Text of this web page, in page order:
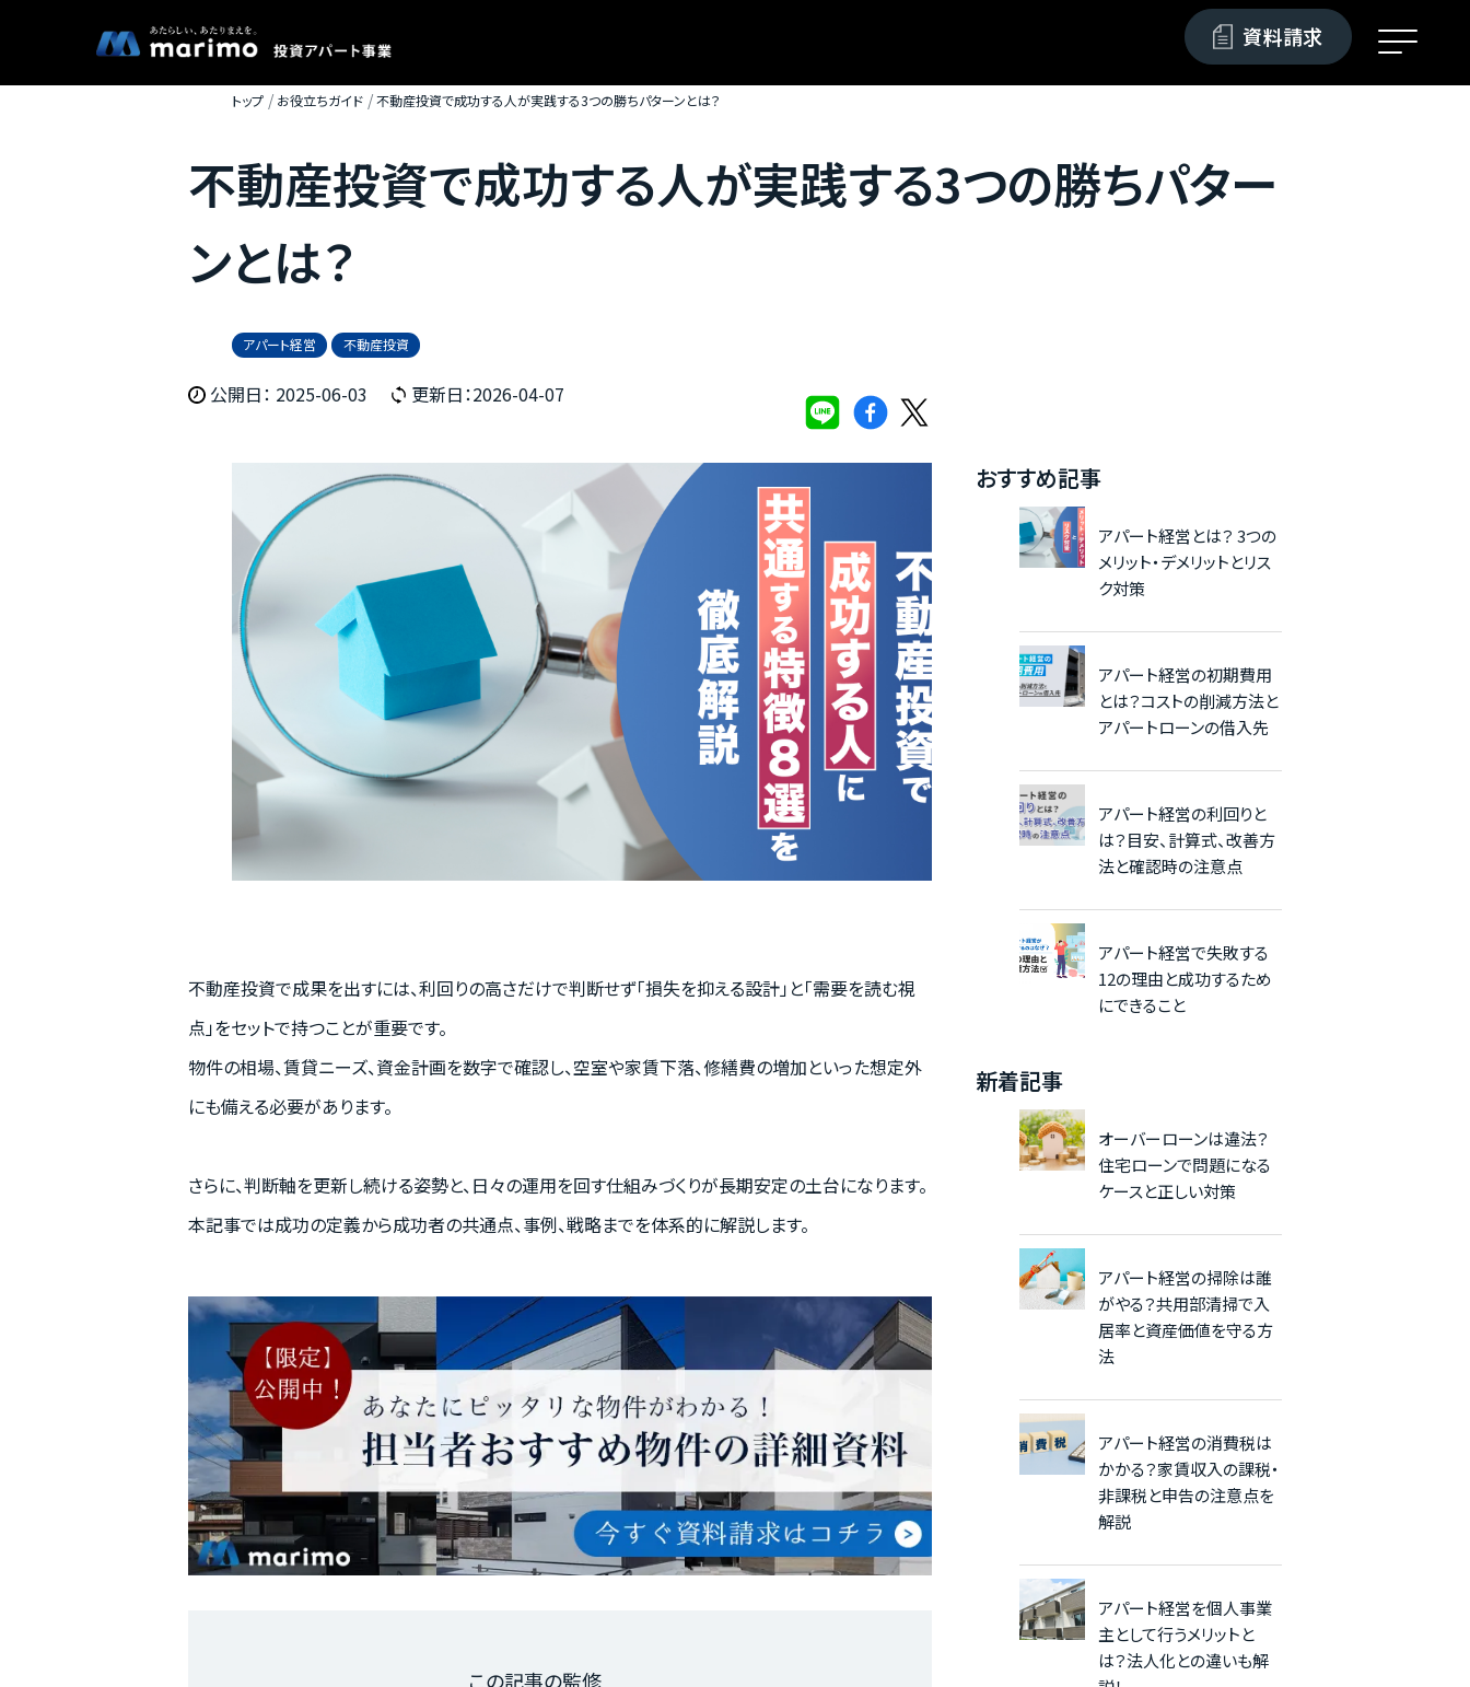
資料請求
トップ お役立ちガイド 不動産投資で成功する人が実践する3つの勝ちパターンとは？
不動産投資で成功する人が実践する3つの勝ちパター
ンとは？
アパート経営 不動産投資
公開日： 2025-06-03 更新日：2026-04-07
不動産投資で成果を出すには、利回りの高さだけで判断せず「損失を抑える設計」と「需要を読む視
点」をセットで持つことが重要です。
物件の相場、賃貸ニーズ、資金計画を数字で確認し、空室や家賃下落、修繕費の増加といった想定外
にも備える必要があります。
さらに、判断軸を更新し続ける姿勢と、日々の運用を回す仕組みづくりが長期安定の土台になります。
本記事では成功の定義から成功者の共通点、事例、戦略までを体系的に解説します。
この記事の監修
おすすめ記事
アパート経営とは？ 3つの
メリット・デメリットとリス
ク対策
アパート経営の初期費用
とは？コストの削減方法と
アパートローンの借入先
アパート経営の利回りと
は？目安、計算式、改善方
法と確認時の注意点
アパート経営で失敗する
12の理由と成功するため
にできること
新着記事
オーバーローンは違法？
住宅ローンで問題になる
ケースと正しい対策
アパート経営の掃除は誰
がやる？共用部清掃で入
居率と資産価値を守る方
法
アパート経営の消費税は
かかる？家賃収入の課税・
非課税と申告の注意点を
解説
アパート経営を個人事業
主として行うメリットと
は？法人化との違いも解